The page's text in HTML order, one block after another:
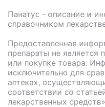
Панатус - описание и
справочником
Предоставленная
препараты не
или покупке товара.
исключительно для
аптеках,
соответствии со
лекарственных